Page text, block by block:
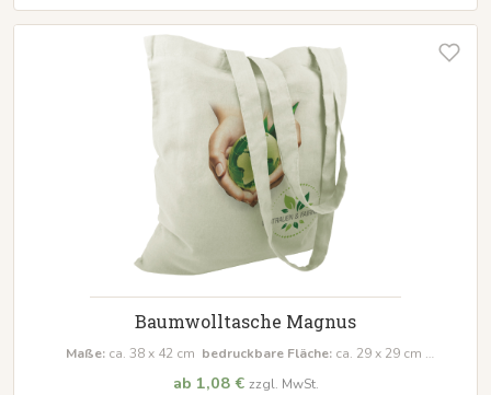
Baumwolltasche Magnus
Maße: ca. 38 x 42 cm bedruckbare Fläche: ca. 29 x 29 cm
ab 1,08 € zzgl. MwSt.